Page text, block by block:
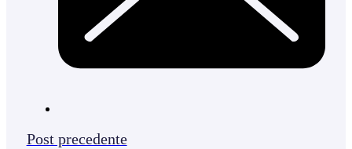
Post precedente